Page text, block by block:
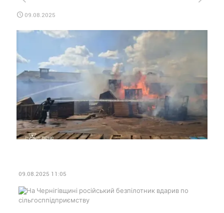
09.08.2025
09.08.2025 11:05